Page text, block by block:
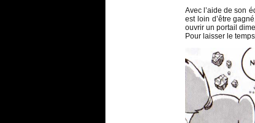
Avec l’aide de son
est loin d’être
ouvrir un portail
Pour laisser le